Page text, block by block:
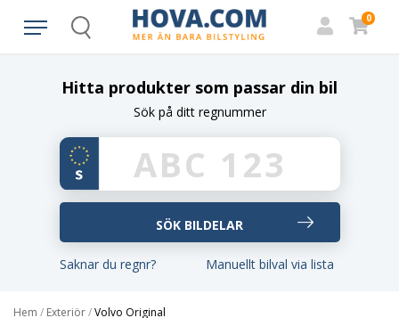
Search
0
Hitta produkter som passar din bil
Sök på ditt regnummer
Saknar du regnr? Manuellt bilval via lista
Hem / Exteriör/Volvo Original